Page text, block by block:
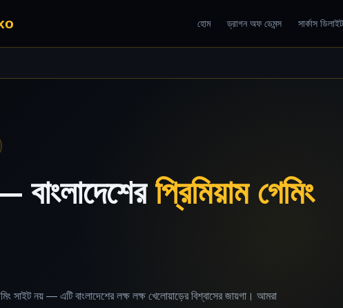
হোম ড্রাগন অফ ডেমন্স সার্কাস ডিলাইট
প্রিমিয়াম গেমিং
সাইট নয় — এটি বাংলাদেশের লক্ষ লক্ষ খেলোয়াড়ের বিশ্বাসের জায়গা। আমরা